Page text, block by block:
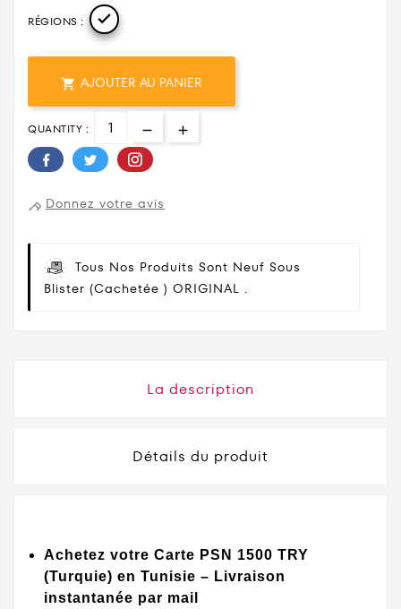
RÉGIONS : 
 AJOUTER AU PANIER
QUANTITY :
Donnez votre avis
Tous Nos Produits Sont Neuf Sous
Blister (cachetée ) ORIGINAL .
La description
Détails du produit
Achetez votre Carte PSN 1500 TRY
(Turquie) en Tunisie – Livraison
instantanée par mail